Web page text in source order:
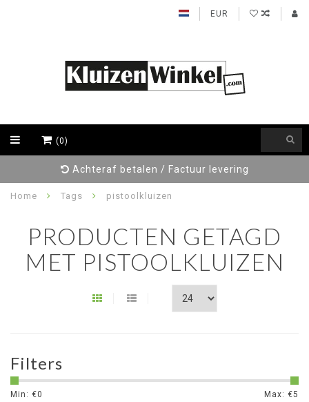
EUR
(0)
Achteraf betalen / Factuur levering
Home Tags pistoolkluizen
PRODUCTEN GETAGD
MET PISTOOLKLUIZEN
Filters
Min: €0 Max: €5